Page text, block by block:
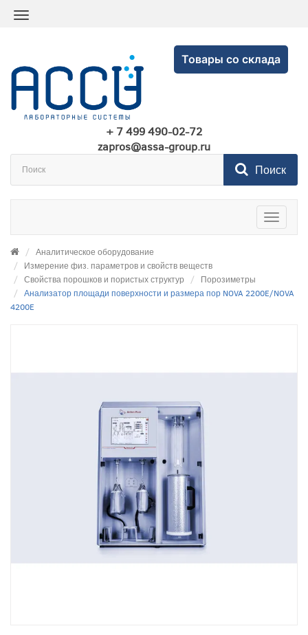
Товары со склада
+ 7 499 490-02-72
zapros@assa-group.ru
Поиск
Toggle
Аналитическое оборудование
Измерение физ. параметров и свойств веществ
Свойства порошков и пористых структур
Порозиметры
Анализатор площади поверхности и размера пор NOVA 2200E/NOVA
4200E